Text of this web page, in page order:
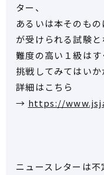
ター、
あるいは本そのも
が受けられる試験と
難度の高い１級は
挑戦してみてはいか
詳細はこちら
→ https://
ニュースレターは